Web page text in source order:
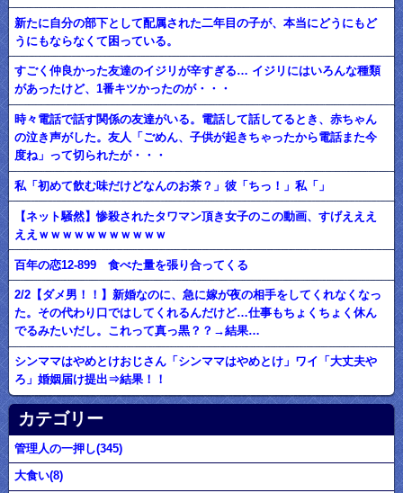
新たに自分の部下として配属された二年目の子が、本当にどうにもど
うにもならなくて困っている。
すごく仲良かった友達のイジリが辛すぎる… イジリにはいろんな種類
があったけど、1番キツかったのが・・・
時々電話で話す関係の友達がいる。電話して話してるとき、赤ちゃん
の泣き声がした。友人「ごめん、子供が起きちゃったから電話また今
度ね」って切られたが・・・
私「初めて飲む味だけどなんのお茶？」彼「ちっ！」私「」
【ネット騒然】惨殺されたタワマン頂き女子のこの動画、すげえええ
ええｗｗｗｗｗｗｗｗｗｗｗ
百年の恋12-899 食べた量を張り合ってくる
2/2【ダメ男！！】新婚なのに、急に嫁が夜の相手をしてくれなくなっ
た。その代わり口ではしてくれるんだけど…仕事もちょくちょく休ん
でるみたいだし。これって真っ黒？？→結果…
シンママはやめとけおじさん「シンママはやめとけ」ワイ「大丈夫や
ろ」婚姻届け提出⇒結果！！
カテゴリー
管理人の一押し(345)
大食い(8)